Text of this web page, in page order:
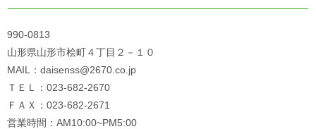
990-0813
山形県山形市桧町４丁目２－１０
MAIL：daisenss@2670.co.jp
ＴＥＬ：023-682-2670
ＦＡＸ：023-682-2671
営業時間：AM10:00~PM5:00